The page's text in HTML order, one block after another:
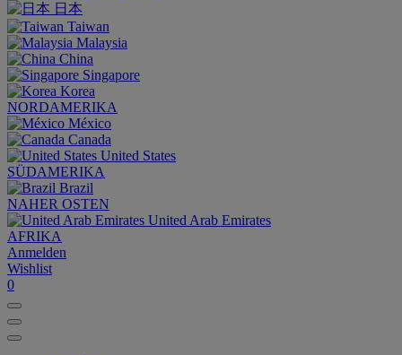
日本
Taiwan
Malaysia
China
Singapore
Korea
NORDAMERIKA
México
Canada
United States
SÜDAMERIKA
Brazil
NAHER OSTEN
United Arab Emirates
AFRIKA
Anmelden
Wishlist
0